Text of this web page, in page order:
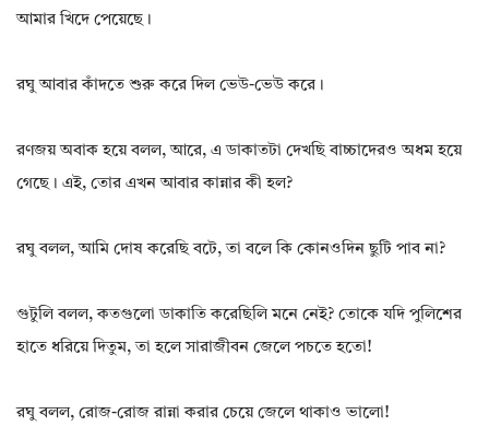
আমার খিদে পেয়েছে।
রঘু আবার কাঁদতে শুরু করে দিল ভেউ-ভেউ করে।
রণজয় অবাক হয়ে বলল, আরে, এ ডাকাতটা দেখছি বাচ্চাদেরও অধম হয়ে
গেছে। এই, তোর এখন আবার কান্নার কী হল?
রঘু বলল, আমি দোষ করেছি বটে, তা বলে কি কোনওদিন ছুটি পাব না?
গুটুলি বলল, কতগুলো ডাকাতি করেছিলি মনে নেই? তোকে যদি পুলিশের
হাতে ধরিয়ে দিতুম, তা হলে সারাজীবন জেলে পচতে হতো!
রঘু বলল, রোজ-রোজ রান্না করার চেয়ে জেলে থাকাও ভালো!